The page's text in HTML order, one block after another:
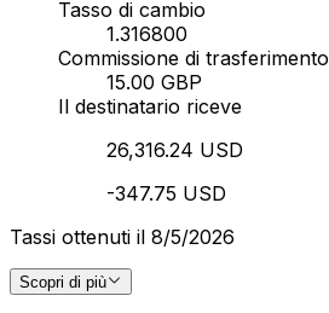
Tasso di cambio
1.316800
Commissione di trasferimento
15.00 GBP
Il destinatario riceve
26,316.24 USD
-347.75 USD
Tassi ottenuti il 8/5/2026
Scopri di più